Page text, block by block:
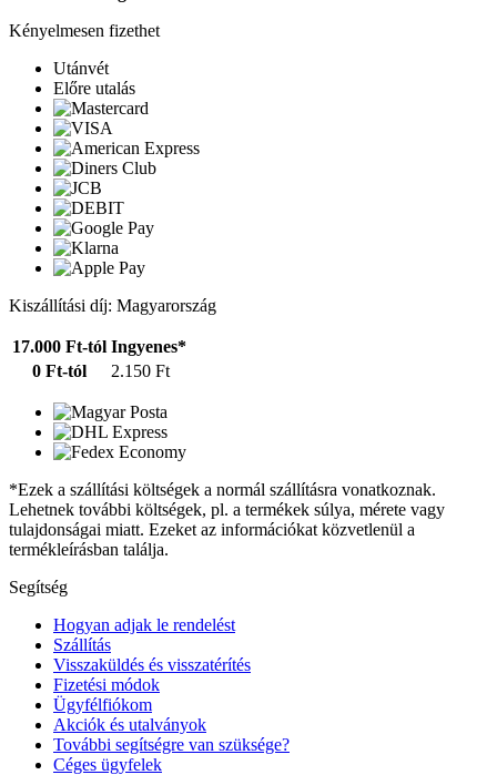
Kényelmesen fizethet
Utánvét
Előre utalás
Kiszállítási díj: Magyarország
17.000 Ft-tól Ingyenes*
0 Ft-tól
2.150 Ft
*Ezek a szállítási költségek a normál szállításra vonatkoznak.
Lehetnek további költségek, pl. a termékek súlya, mérete vagy
tulajdonságai miatt. Ezeket az információkat közvetlenül a
termékleírásban találja.
Segítség
Hogyan adjak le rendelést
Szállítás
Visszaküldés és visszatérítés
Fizetési módok
Ügyfélfiókom
Akciók és utalványok
További segítségre van szüksége?
Céges ügyfelek